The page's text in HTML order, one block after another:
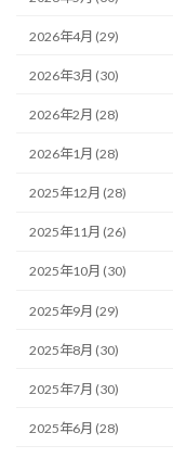
2026年4月 (29)
2026年3月 (30)
2026年2月 (28)
2026年1月 (28)
2025年12月 (28)
2025年11月 (26)
2025年10月 (30)
2025年9月 (29)
2025年8月 (30)
2025年7月 (30)
2025年6月 (28)